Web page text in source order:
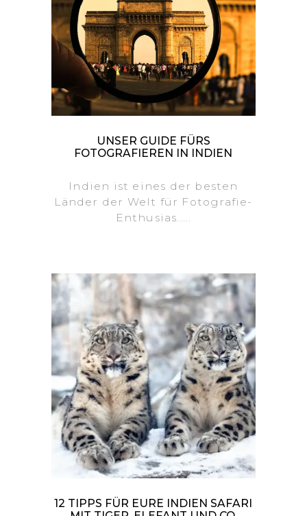
UNSER GUIDE FÜRS
FOTOGRAFIEREN IN INDIEN
Indien ist eines der besten
Länder der Welt für Fotografie-
Enthusias.....
12 TIPPS FÜR EURE INDIEN SAFARI